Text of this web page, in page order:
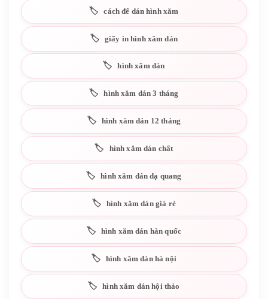
cách để dán hình xăm
giấy in hình xăm dán
hình xăm dán
hình xăm dán 3 tháng
hình xăm dán 12 tháng
hình xăm dán chất
hình xăm dán dạ quang
hình xăm dán giá rẻ
hình xăm dán hàn quốc
hình xăm dán hà nội
hình xăm dán hội thảo